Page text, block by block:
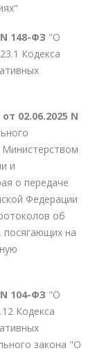
148-ФЗ "О
Кодекса
02.06.2025 N
и
о передаче
Федерации
об
посягающих на
104-ФЗ "О
Кодекса
закона "О